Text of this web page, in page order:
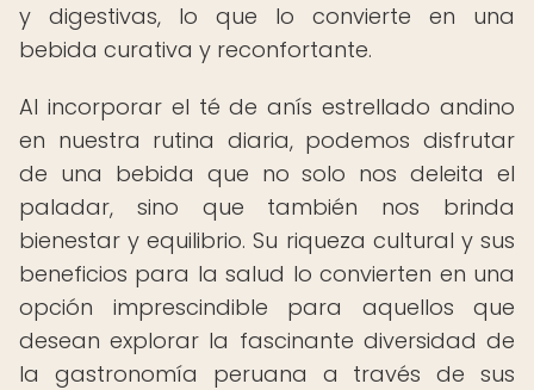
y digestivas, lo que lo convierte en una
bebida curativa y reconfortante.
Al incorporar el té de anís estrellado andino
en nuestra rutina diaria, podemos disfrutar
de una bebida que no solo nos deleita el
paladar, sino que también nos brinda
bienestar y equilibrio. Su riqueza cultural y sus
beneficios para la salud lo convierten en una
opción imprescindible para aquellos que
desean explorar la fascinante diversidad de
la gastronomía peruana a través de sus